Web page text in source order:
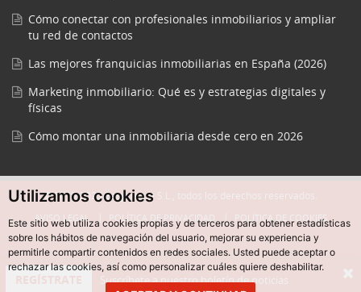
Utilizamos cookies
Este sitio web utiliza cookies propias y de terceros para obtener estadísticas
sobre los hábitos de navegación del usuario, mejorar su experiencia y
permitirle compartir contenidos en redes sociales. Usted puede aceptar o
rechazar las cookies, así como personalizar cuáles quiere deshabilitar.
Cómo conectar con profesionales inmobiliarios y ampliar
tu red de contactos
Las mejores franquicias inmobiliarias en España (2026)
Marketing inmobiliario: Qué es y estrategias digitales y
físicas
Cómo montar una inmobiliaria desde cero en 2026
© 2015-2025 Easycreate S.L., todos los derechos reservados.
AVISO LEGAL POLÍTICA DE PRIVACIDAD POLÍTICA DE COOKIES
Suscríbete a nuestro boletín de noticias